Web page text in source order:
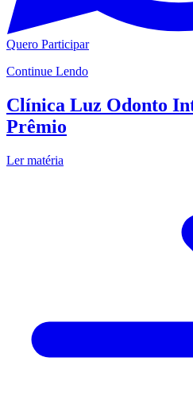
Quero Participar
Continue Lendo
Clínica Luz Odonto
Prêmio
Ler matéria